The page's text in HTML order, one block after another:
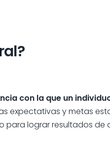
con la que un
expectativas y metas
para lograr resultados